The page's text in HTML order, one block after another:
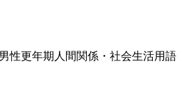
男性更年期 人間関係・社会生活用語